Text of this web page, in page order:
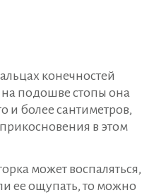
конечностей
подошве стопы она
и более сантиметров,
в этом
может воспаляться,
ее ощупать, то можно